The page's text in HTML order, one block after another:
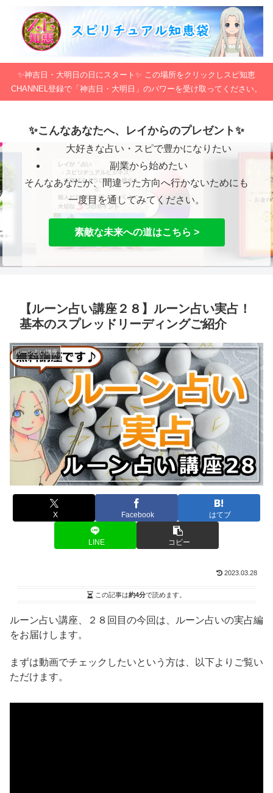
✨神吉日・大明日の日にスタート✨ この場所をクリックしスピ知恵
CHANNEL登録で「神吉日・大明日」のパワーを受け取ってください。
✨こんなあなたへ、レイからのプレゼント✨
大好きな占い・スピで豊かになりたい
副業から始めたい
そんなあなたが、間違った方向へ行かないためにも
一度目を通してみてください。
素敵な未来への道はこちら >
【ルーン占い講座２８】ルーン占い実占！
基本のスプレッドリーディングご紹介
ルーン占い講座
X Facebook はてブ
LINE コピー
2023.03.28
この記事は約4分で読めます。
ルーン占い講座、２８回目の今回は、ルーン占いの実占編
をお届けします。
まずは動画でチェックしたいという方は、以下よりご覧い
ただけます。